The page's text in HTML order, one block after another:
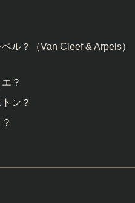
ル？（Van Cleef & Arpels）
？
ン？